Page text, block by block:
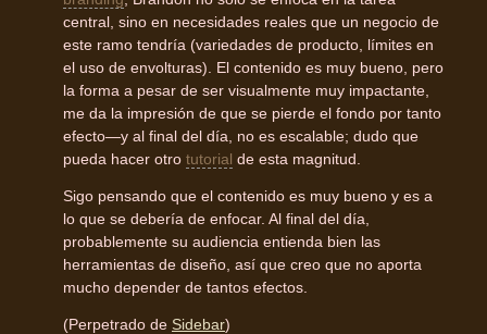
central, sino en necesidades reales que un negocio de
este ramo tendría (variedades de producto, límites en
el uso de envolturas). El contenido es muy bueno, pero
la forma a pesar de ser visualmente muy impactante,
me da la impresión de que se pierde el fondo por tanto
efecto—y al final del día, no es escalable; dudo que
pueda hacer otro tutorial de esta magnitud.
Sigo pensando que el contenido es muy bueno y es a
lo que se debería de enfocar. Al final del día,
probablemente su audiencia entienda bien las
herramientas de diseño, así que creo que no aporta
mucho depender de tantos efectos.
(Perpetrado de Sidebar)